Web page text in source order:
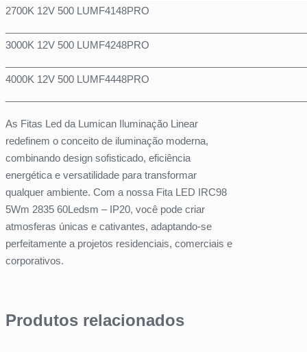
2700K 12V 500 LUMF4148PRO
3000K 12V 500 LUMF4248PRO
4000K 12V 500 LUMF4448PRO
As Fitas Led da Lumican Iluminação Linear
redefinem o conceito de iluminação moderna,
combinando design sofisticado, eficiência
energética e versatilidade para transformar
qualquer ambiente. Com a nossa Fita LED IRC98
5Wm 2835 60Ledsm – IP20, você pode criar
atmosferas únicas e cativantes, adaptando-se
perfeitamente a projetos residenciais, comerciais e
corporativos.
Produtos relacionados